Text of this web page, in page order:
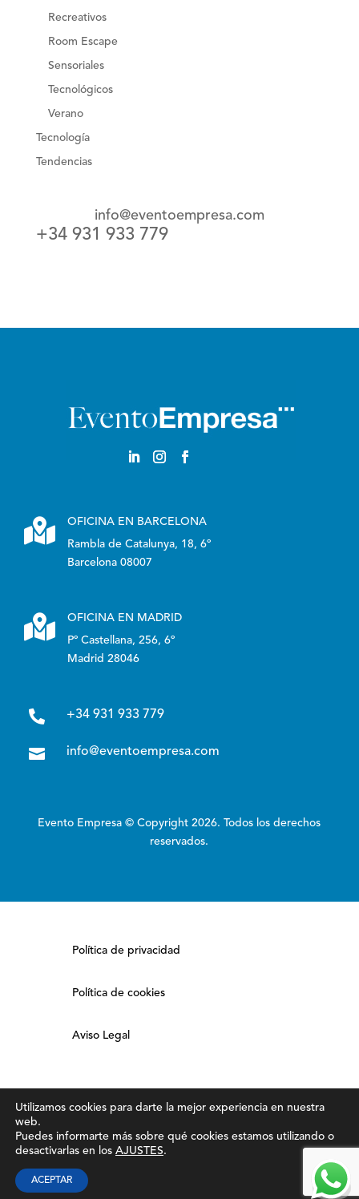
Recreativos
Room Escape
Sensoriales
Tecnológicos
Verano
Tecnología
Tendencias
info@eventoempresa.com
+34 931 933 779

OFICINA EN BARCELONA
Rambla de Catalunya, 18, 6º
Barcelona 08007

OFICINA EN MADRID
Pº Castellana, 256, 6º
Madrid 28046
 +34 931 933 779
 info@eventoempresa.com
Evento Empresa © Copyright 2026. Todos los derechos
reservados.
Política de privacidad
Política de cookies
Aviso Legal
Utilizamos cookies para darte la mejor experiencia en nuestra
web.
Puedes informarte más sobre qué cookies estamos utilizando o
desactivarlas en los AJUSTES.
ACEPTAR